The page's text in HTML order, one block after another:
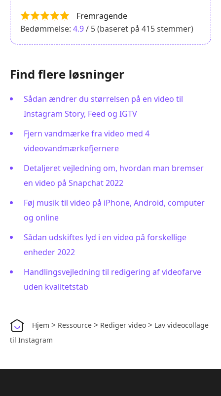
Fremragende
Bedømmelse: 4.9/ 5 (baseret på 415stemmer)
Find flere løsninger
Sådan ændrer du størrelsen på en video til
Instagram Story, Feed og IGTV
Fjern vandmærke fra video med 4
videovandmærkefjernere
Detaljeret vejledning om, hvordan man bremser
en video på Snapchat 2022
Føj musik til video på iPhone, Android, computer
og online
Sådan udskiftes lyd i en video på forskellige
enheder 2022
Handlingsvejledning til redigering af videofarve
uden kvalitetstab
Hjem > Ressource > Rediger video > Lav videocollage
til Instagram